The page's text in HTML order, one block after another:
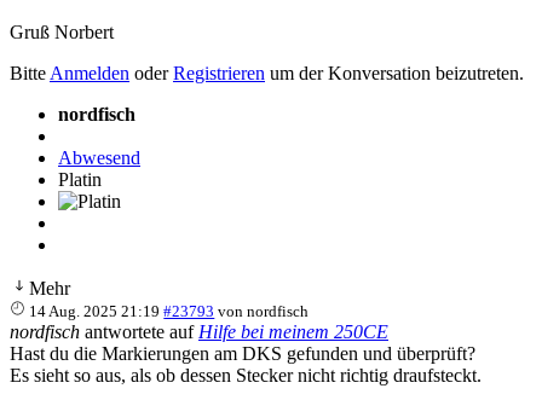
Gruß Norbert
Bitte Anmelden oderRegistrieren um der Konversation beizutreten.
nordfisch
Abwesend
Platin
Mehr
14 Aug. 2025 21:19 #23793 vonnordfisch
nordfisch antwortete auf Hilfe bei meinem 250CE
Hast du die Markierungen am DKS gefunden und überprüft?
Es sieht so aus, als ob dessen Stecker nicht richtig draufsteckt.